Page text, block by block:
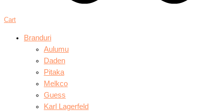
Cart
Branduri
Aulumu
Daden
Pitaka
Melkco
Guess
Karl Lagerfeld